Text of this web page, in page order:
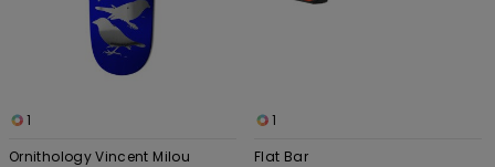
1
Ornithology Vincent Milou
1
Flat Bar